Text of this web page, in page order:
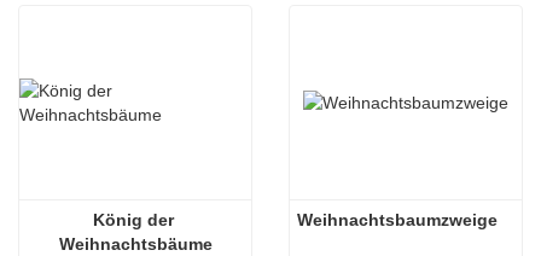
König der
Weihnachtsbäume
Weihnachtsbaumzweige